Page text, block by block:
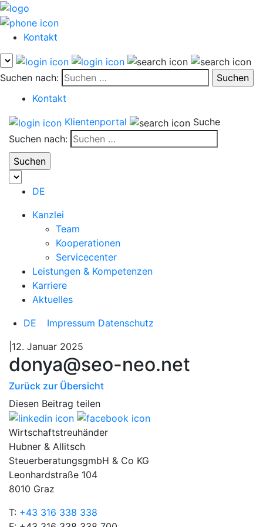
Kontakt
Suchen nach:
Kontakt
Klientenportal
Suche
Suchen nach:
DE
Kanzlei
Team
Kooperationen
Servicecenter
Leistungen & Kompetenzen
Karriere
Aktuelles
DE
Impressum Datenschutz
|12. Januar 2025
donya@seo-neo.net
Zurück zur Übersicht
Diesen Beitrag teilen
Wirtschaftstreuhänder
Hubner & Allitsch
SteuerberatungsgmbH & Co KG
Leonhardstraße 104
8010 Graz
T: +43 316 338 338